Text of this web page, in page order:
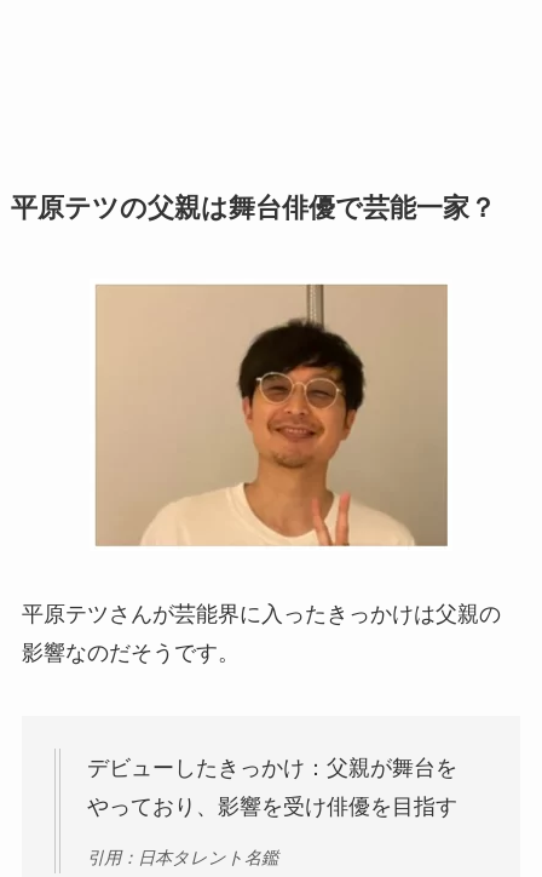
平原テツの父親は舞台俳優で芸能一家？
平原テツさんが芸能界に入ったきっかけは父親の
影響なのだそうです。
デビューしたきっかけ：父親が舞台を
やっており、影響を受け俳優を目指す
引用：日本タレント名鑑